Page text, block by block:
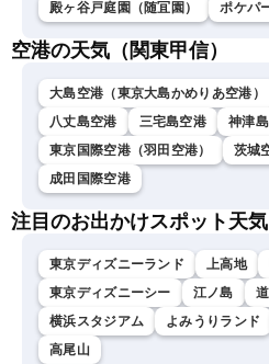
殿ヶ谷戸庭園（随冝園）
ポケパ
空港の天気（関東甲信）
大島空港（東京大島かめりあ空港）
八丈島空港
三宅島空港 神津
東京国際空港（羽田空港）
茨城
成田国際空港
注目のお出かけスポット天気
東京ディズニーランド 上高地
東京ディズニーシー
江ノ島
横浜スタジアム
よみうりランド
高尾山